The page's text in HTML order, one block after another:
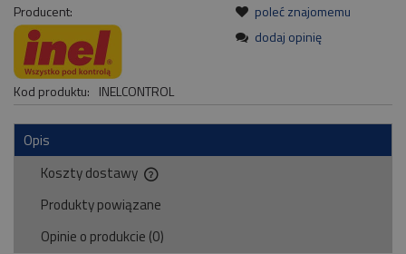
Producent:
Kod produktu: INELCONTROL
poleć znajomemu
dodaj opinię
Opis
Koszty dostawy
Cena nie zawiera ewentualnych kosztów płatności
Produkty powiązane
Opinie o produkcie (0)